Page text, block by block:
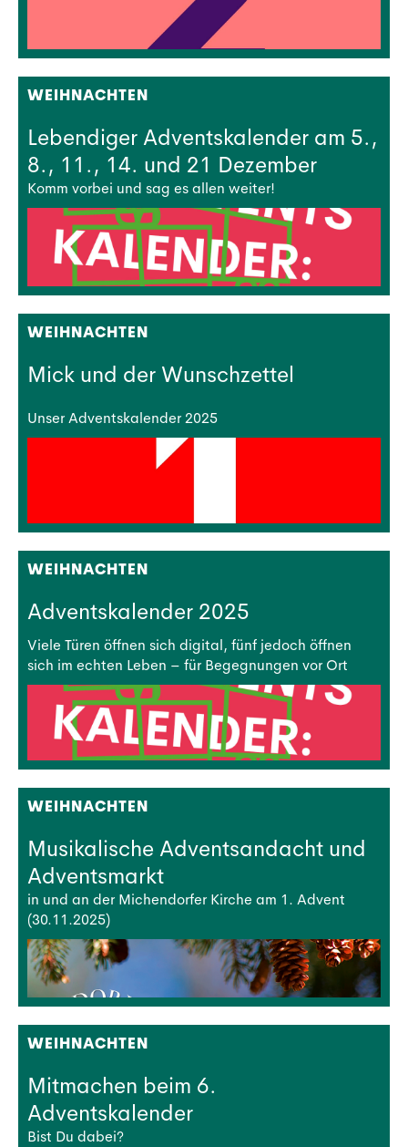
WEIHNACHTEN
Lebendiger Adventskalender am 5.,
8., 11., 14. und 21 Dezember
Komm vorbei und sag es allen weiter!
WEIHNACHTEN
Mick und der Wunschzettel
Unser Adventskalender 2025
WEIHNACHTEN
Adventskalender 2025
Viele Türen öffnen sich digital, fünf jedoch öffnen
sich im echten Leben – für Begegnungen vor Ort
WEIHNACHTEN
Musikalische Adventsandacht und
Adventsmarkt
in und an der Michendorfer Kirche am 1. Advent
(30.11.2025)
WEIHNACHTEN
Mitmachen beim 6.
Adventskalender
Bist Du dabei?